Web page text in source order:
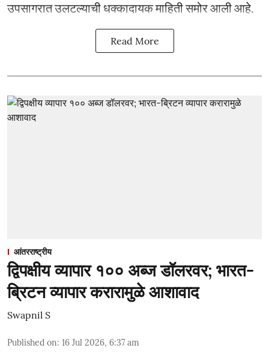
उपसागरात उलटल्याची धक्कादायक माहिती समोर आली आहे.
Read More
आंतरराष्ट्रीय
द्विपक्षीय व्यापार १०० अब्ज डॉलरवर; भारत-
ब्रिटन व्यापार करारामुळे आशावाद
Swapnil S
Published on: 16 Jul 2026, 6:37 am